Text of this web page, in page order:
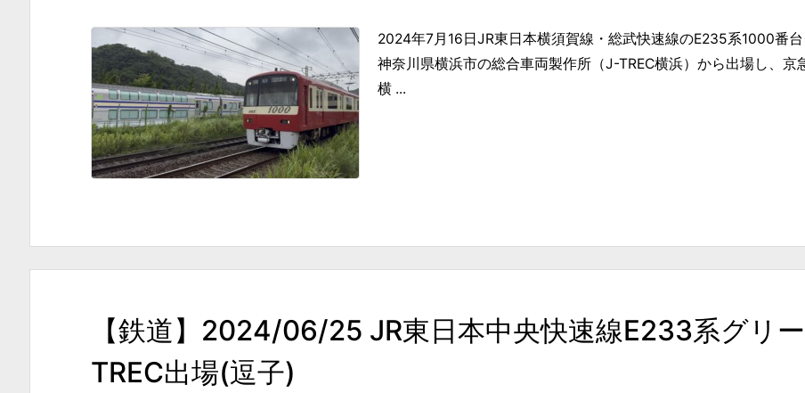
2024年7月16日JR東日本横須賀線・総武快速線のE235系1000番
神奈川県横浜市の総合車両製作所（J-TREC横浜）から出場し、
横 ...
【鉄道】2024/06/25 JR東日本中央快速線E233系グリ
TREC出場(逗子)